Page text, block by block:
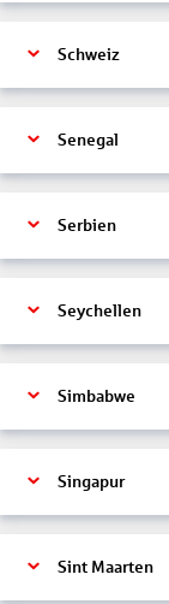
Schweiz
Senegal
Serbien
Seychellen
Simbabwe
Singapur
Sint Maarten